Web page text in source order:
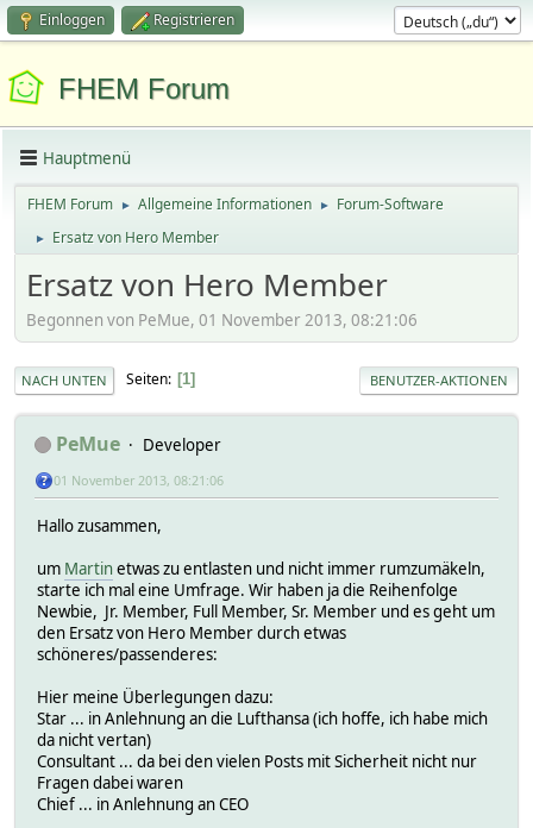
Einloggen Registrieren
FHEM Forum
Hauptmenü
FHEM Forum ► Allgemeine Informationen ► Forum-Software
► Ersatz von Hero Member
Ersatz von Hero Member
Begonnen von PeMue, 01 November 2013, 08:21:06
NACH UNTEN Seiten 1 BENUTZER-AKTIONEN
PeMue Developer
01 November 2013, 08:21:06
Hallo zusammen,
um Martinetwas zu entlasten und nicht immer rumzumäkeln,
starte ich mal eine Umfrage. Wir haben ja die Reihenfolge
Newbie, Jr. Member, Full Member, Sr. Member und es geht um
den Ersatz von Hero Member durch etwas
schöneres/passenderes:
Hier meine Überlegungen dazu:
Star ... in Anlehnung an die Lufthansa (ich hoffe, ich habe mich
da nicht vertan)
Consultant ... da bei den vielen Posts mit Sicherheit nicht nur
Fragen dabei waren
Chief ... in Anlehnung an CEO